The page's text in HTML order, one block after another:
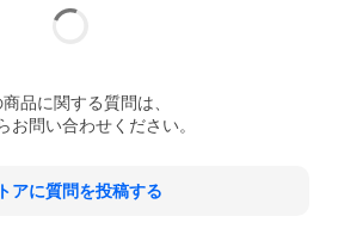
商品に関する質問は、
お問い合わせください。
アに質問を投稿する